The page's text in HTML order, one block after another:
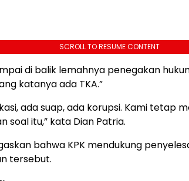
SCROLL TO RESUME CONTENT
di balik lemahnya penegakan
katanya ada TKA.”
ada suap, ada korupsi. Kami tetap
soal itu,” kata Dian Patria.
bahwa KPK mendukung
tersebut.